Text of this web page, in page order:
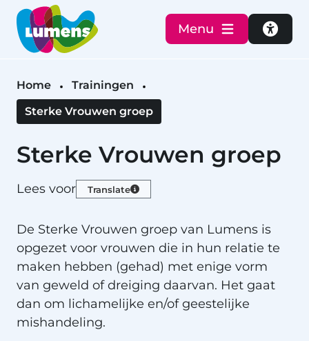
Menu
Home
Trainingen
Sterke Vrouwen groep
Sterke Vrouwen groep
Lees voor Translate
De Sterke Vrouwen groep van Lumens is
opgezet voor vrouwen die in hun relatie te
maken hebben (gehad) met enige vorm
van geweld of dreiging daarvan. Het gaat
dan om lichamelijke en/of geestelijke
mishandeling.